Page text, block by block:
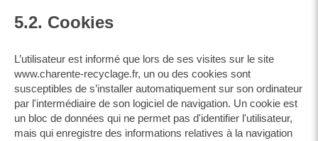
5.2. Cookies
L’utilisateur est informé que lors de ses visites sur le site
www.charente-recyclage.fr, un ou des cookies sont
susceptibles de s’installer automatiquement sur son ordinateur
par l'intermédiaire de son logiciel de navigation. Un cookie est
un bloc de données qui ne permet pas d'identifier l'utilisateur,
mais qui enregistre des informations relatives à la navigation